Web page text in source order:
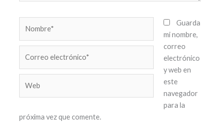
electrónico*
Guarda
mi nombre,
correo
electrónico
y web en
este
navegador
para la
próxima vez que comente.